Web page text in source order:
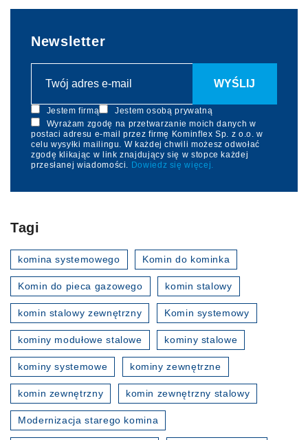
Newsletter
Jestem firmą
Jestem osobą prywatną
Wyrażam zgodę na przetwarzanie moich danych w
postaci adresu e-mail przez firmę Kominflex Sp. z o.o. w
celu wysyłki mailingu. W każdej chwili możesz odwołać
zgodę klikając w link znajdujący się w stopce każdej
przesłanej wiadomości. Dowiedz się więcej.
Tagi
komina systemowego Komin do kominka
Komin do pieca gazowego komin stalowy
komin stalowy zewnętrzny Komin systemowy
kominy modułowe stalowe kominy stalowe
kominy systemowe kominy zewnętrzne
komin zewnętrzny komin zewnętrzny stalowy
Modernizacja starego komina